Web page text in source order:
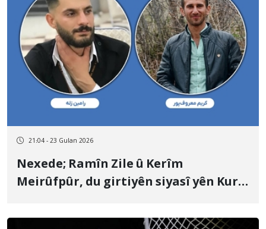
21:04 - 23 Gulan 2026
Nexede; Ramîn Zile û Kerîm
Meirûfpûr, du girtiyên siyasî yên Kurd,